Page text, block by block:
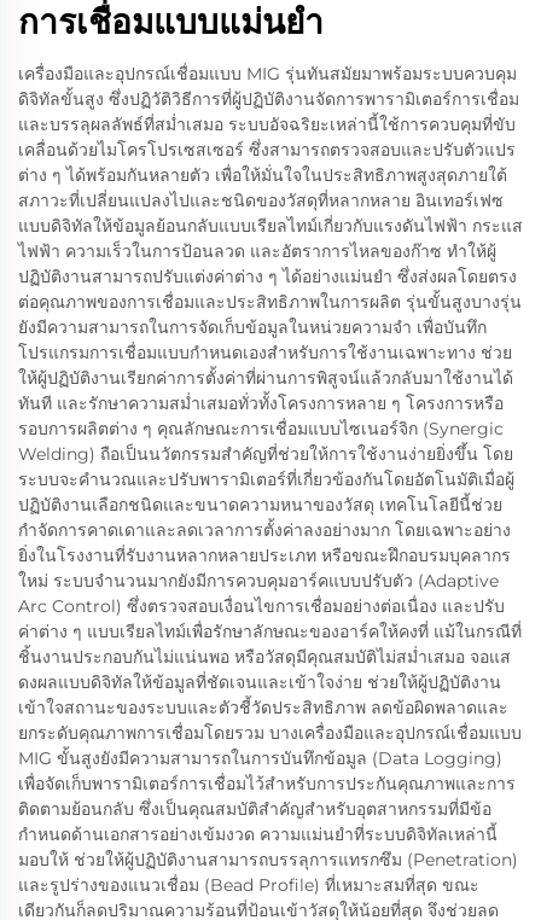
การเชื่อมแบบแม่นยำ
เครื่องมือและอุปกรณ์เชื่อมแบบ MIG รุ่นทันสมัยมาพร้อมระบบควบคุม
ดิจิทัลขั้นสูง ซึ่งปฏิวัติวิธีการที่ผู้ปฏิบัติงานจัดการพารามิเตอร์การเชื่อม
และบรรลุผลลัพธ์ที่สม่ำเสมอ ระบบอัจฉริยะเหล่านี้ใช้การควบคุมที่ขับ
เคลื่อนด้วยไมโครโปรเซสเซอร์ ซึ่งสามารถตรวจสอบและปรับตัวแปร
ต่าง ๆ ได้พร้อมกันหลายตัว เพื่อให้มั่นใจในประสิทธิภาพสูงสุดภายใต้
สภาวะที่เปลี่ยนแปลงไปและชนิดของวัสดุที่หลากหลาย อินเทอร์เฟซ
แบบดิจิทัลให้ข้อมูลย้อนกลับแบบเรียลไทม์เกี่ยวกับแรงดันไฟฟ้า กระแส
ไฟฟ้า ความเร็วในการป้อนลวด และอัตราการไหลของก๊าซ ทำให้ผู้
ปฏิบัติงานสามารถปรับแต่งค่าต่าง ๆ ได้อย่างแม่นยำ ซึ่งส่งผลโดยตรง
ต่อคุณภาพของการเชื่อมและประสิทธิภาพในการผลิต รุ่นขั้นสูงบางรุ่น
ยังมีความสามารถในการจัดเก็บข้อมูลในหน่วยความจำ เพื่อบันทึก
โปรแกรมการเชื่อมแบบกำหนดเองสำหรับการใช้งานเฉพาะทาง ช่วย
ให้ผู้ปฏิบัติงานเรียกค่าการตั้งค่าที่ผ่านการพิสูจน์แล้วกลับมาใช้งานได้
ทันที และรักษาความสม่ำเสมอทั่วทั้งโครงการหลาย ๆ โครงการหรือ
รอบการผลิตต่าง ๆ คุณลักษณะการเชื่อมแบบไซเนอร์จิก (Synergic
Welding) ถือเป็นนวัตกรรมสำคัญที่ช่วยให้การใช้งานง่ายยิ่งขึ้น โดย
ระบบจะคำนวณและปรับพารามิเตอร์ที่เกี่ยวข้องกันโดยอัตโนมัติเมื่อผู้
ปฏิบัติงานเลือกชนิดและขนาดความหนาของวัสดุ เทคโนโลยีนี้ช่วย
กำจัดการคาดเดาและลดเวลาการตั้งค่าลงอย่างมาก โดยเฉพาะอย่าง
ยิ่งในโรงงานที่รับงานหลากหลายประเภท หรือขณะฝึกอบรมบุคลากร
ใหม่ ระบบจำนวนมากยังมีการควบคุมอาร์คแบบปรับตัว (Adaptive
Arc Control) ซึ่งตรวจสอบเงื่อนไขการเชื่อมอย่างต่อเนื่อง และปรับ
ค่าต่าง ๆ แบบเรียลไทม์เพื่อรักษาลักษณะของอาร์คให้คงที่ แม้ในกรณีที่
ชิ้นงานประกอบกันไม่แน่นพอ หรือวัสดุมีคุณสมบัติไม่สม่ำเสมอ จอแส
ดงผลแบบดิจิทัลให้ข้อมูลที่ชัดเจนและเข้าใจง่าย ช่วยให้ผู้ปฏิบัติงาน
เข้าใจสถานะของระบบและตัวชี้วัดประสิทธิภาพ ลดข้อผิดพลาดและ
ยกระดับคุณภาพการเชื่อมโดยรวม บางเครื่องมือและอุปกรณ์เชื่อมแบบ
MIG ขั้นสูงยังมีความสามารถในการบันทึกข้อมูล (Data Logging)
เพื่อจัดเก็บพารามิเตอร์การเชื่อมไว้สำหรับการประกันคุณภาพและการ
ติดตามย้อนกลับ ซึ่งเป็นคุณสมบัติสำคัญสำหรับอุตสาหกรรมที่มีข้อ
กำหนดด้านเอกสารอย่างเข้มงวด ความแม่นยำที่ระบบดิจิทัลเหล่านี้
มอบให้ ช่วยให้ผู้ปฏิบัติงานสามารถบรรลุการแทรกซึม (Penetration)
และรูปร่างของแนวเชื่อม (Bead Profile) ที่เหมาะสมที่สุด ขณะ
เดียวกันก็ลดปริมาณความร้อนที่ป้อนเข้าวัสดุให้น้อยที่สุด จึงช่วยลด